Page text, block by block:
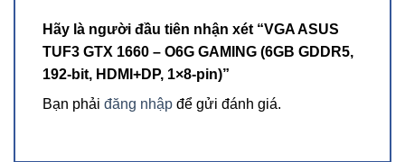
Hãy là người đầu tiên nhận xét “VGA ASUS
TUF3 GTX 1660 – O6G GAMING (6GB GDDR5,
192-bit, HDMI+DP, 1×8-pin)”
Bạn phải đăng nhập để gửi đánh giá.